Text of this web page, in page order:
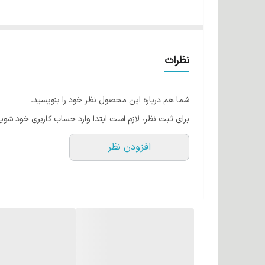
نظرات
شما هم درباره این محصول نظر خود را بنویسید.
برای ثبت نظر، لازم است ابتدا وارد حساب کاربری خود
افزودن نظر